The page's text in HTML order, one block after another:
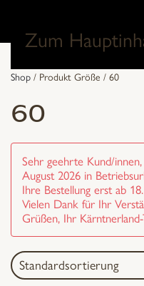
Zum
Shop / Produkt Größe / 60
60
Sehr geehrte Kund/
August 2026 in
Ihre Bestellung erst ab
Vielen Dank für Ihr
Grüßen, Ihr Kärntnerland-